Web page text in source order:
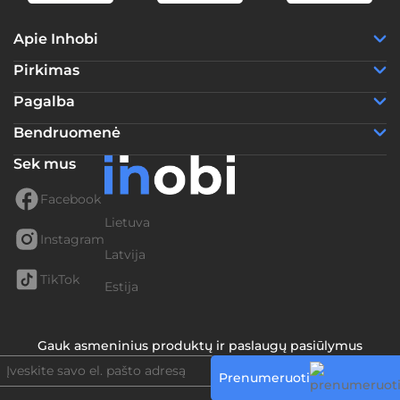
Apie Inhobi
Pirkimas
Pagalba
Bendruomenė
Sek mus
Facebook
Instagram
TikTok
Lietuva
Latvija
Estija
Gauk asmeninius produktų ir paslaugų pasiūlymus
Prenumeruoti